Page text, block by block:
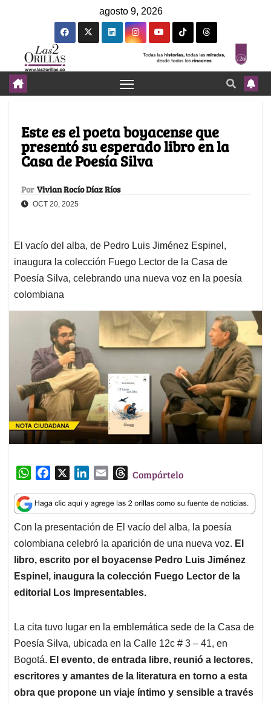
agosto 9, 2026
Este es el poeta boyacense que
presentó su esperado libro en la
Casa de Poesía Silva
Por Vivian Rocío Díaz Ríos
OCT 20, 2025
El vacío del alba, de Pedro Luis Jiménez Espinel,
inaugura la colección Fuego Lector de la Casa de
Poesía Silva, celebrando una nueva voz en la poesía
colombiana
W
a
t
s
A
p
p
c
e
b
o
o
k
n
k
e
d
I
n
a
i
l
T
r
e
a
d
s
Compártelo
Con la presentación de El vacío del alba, la poesía
colombiana celebró la aparición de una nueva voz. El
libro, escrito por el boyacense Pedro Luis Jiménez
Espinel, inaugura la colección Fuego Lector de la
editorial Los Impresentables.
La cita tuvo lugar en la emblemática sede de la Casa de
Poesía Silva, ubicada en la Calle 12c # 3 – 41, en
Bogotá. El evento, de entrada libre, reunió a lectores,
escritores y amantes de la literatura en torno a esta
obra que propone un viaje íntimo y sensible a través